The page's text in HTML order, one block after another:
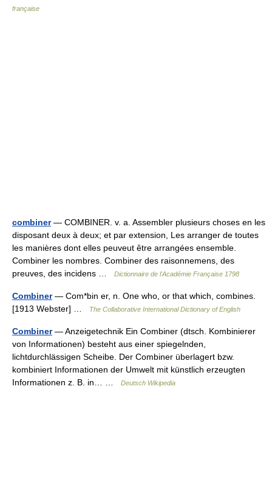
française
combiner— COMBINER. v. a. Assembler plusieurs choses en les
disposant deux à deux; et par extension, Les arranger de toutes
les manières dont elles peuveut être arrangées ensemble.
Combiner les nombres. Combiner des raisonnemens, des
preuves, des incidens …
Dictionnaire de l'Académie Française 1798
Combiner— Com*bin er, n. One who, or that which, combines.
[1913 Webster] …
The Collaborative International Dictionary of English
Combiner— Anzeigetechnik Ein Combiner (dtsch. Kombinierer
von Informationen) besteht aus einer spiegelnden,
lichtdurchlässigen Scheibe. Der Combiner überlagert bzw.
kombiniert Informationen der Umwelt mit künstlich erzeugten
Informationen z. B. in… …
Deutsch Wikipedia